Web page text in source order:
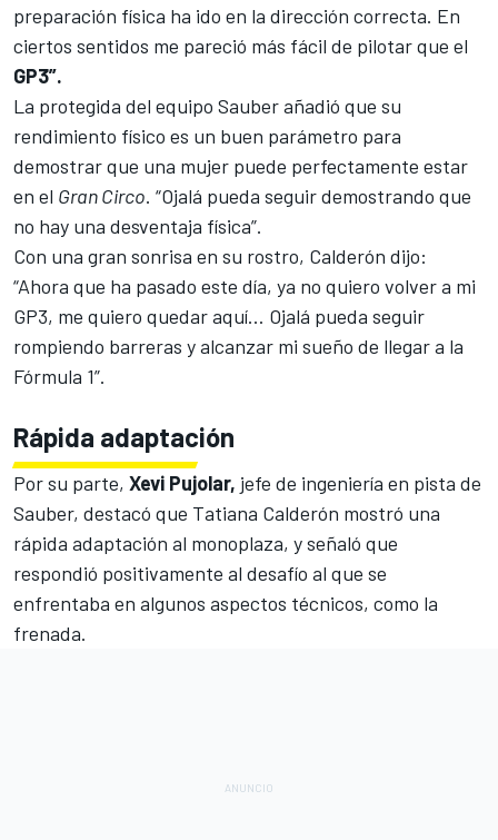
preparación física ha ido en la dirección correcta. En
ciertos sentidos me pareció más fácil de pilotar que el
GP3”.
La protegida del equipo Sauberañadió que su
rendimiento físico es un buen parámetro para
demostrar que una mujer puede perfectamente estar
en el Gran Circo. “Ojalá pueda seguir demostrando que
no hay una desventaja física”.
Con una gran sonrisa en su rostro, Calderón dijo:
“Ahora que ha pasado este día, ya no quiero volver a mi
GP3, me quiero quedar aquí… Ojalá pueda seguir
rompiendo barreras y alcanzar mi sueño de llegar a la
Fórmula 1”.
Rápida adaptación
Por su parte, Xevi Pujolar, jefe de ingeniería en pista de
Sauber, destacó que Tatiana Calderón mostró una
rápida adaptación al monoplaza, y señaló que
respondió positivamente al desafío al que se
enfrentaba en algunos aspectos técnicos, como la
frenada.